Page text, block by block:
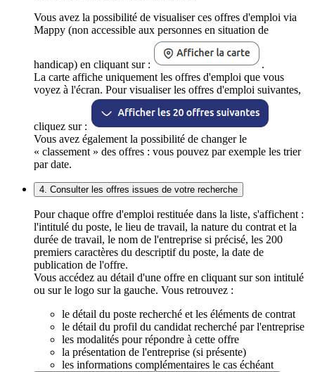
Vous avez la possibilité de visualiser ces offres d'emploi via
Mappy (non accessible aux personnes en situation de
handicap) en cliquant sur :
.
La carte affiche uniquement les offres d'emploi que vous
voyez à l'écran. Pour visualiser les offres d'emploi suivantes,
cliquez sur :
Vous avez également la possibilité de changer le
« classement » des offres : vous pouvez par exemple les trier
par date.
4. Consulter les offres issues de votre recherche
Pour chaque offre d'emploi restituée dans la liste, s'affichent :
l'intitulé du poste, le lieu de travail, la nature du contrat et la
durée de travail, le nom de l'entreprise si précisé, les 200
premiers caractères du descriptif du poste, la date de
publication de l'offre.
Vous accédez au détail d'une offre en cliquant sur son intitulé
ou sur le logo sur la gauche. Vous retrouvez :
le détail du poste recherché et les éléments de contrat
le détail du profil du candidat recherché par l'entreprise
les modalités pour répondre à cette offre
la présentation de l'entreprise (si présente)
les informations complémentaires le cas échéant